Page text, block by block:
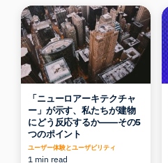
「ニューロアーキテクチャ
ー」が示す、私たちが建物
にどう反応するか――その5
つのポイント
ユーザー体験とユーザビリティ
1 min read